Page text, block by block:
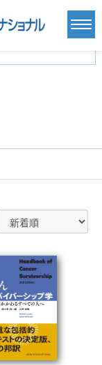
マルチメディア(0)